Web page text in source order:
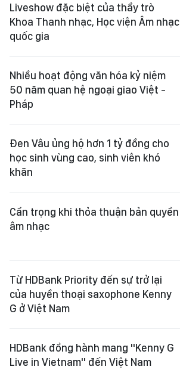
Liveshow đặc biệt của thầy trò
Khoa Thanh nhạc, Học viện Âm nhạc
quốc gia
Nhiều hoạt động văn hóa kỷ niệm
50 năm quan hệ ngoại giao Việt -
Pháp
Đen Vâu ủng hộ hơn 1 tỷ đồng cho
học sinh vùng cao, sinh viên khó
khăn
Cẩn trọng khi thỏa thuận bản quyền
âm nhạc
Từ HDBank Priority đến sự trở lại
của huyền thoại saxophone Kenny
G ở Việt Nam
HDBank đồng hành mang "Kenny G
Live in Vietnam" đến Việt Nam